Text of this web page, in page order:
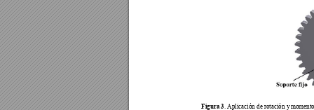
Figura 3 . Aplicación de rotación y momento